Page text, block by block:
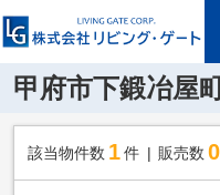
甲府市下鍛冶屋
該当物件数 1件 販売数 0